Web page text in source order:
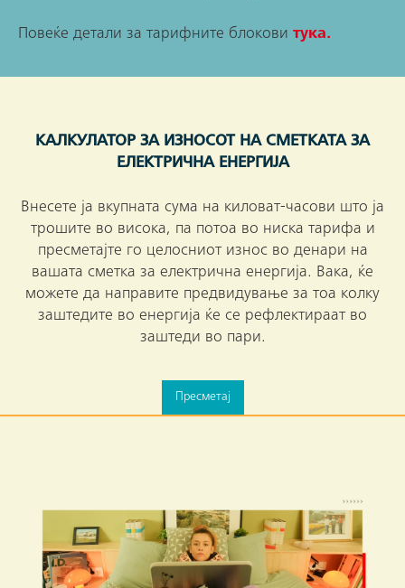
Повеќе детали за тарифните блокови тука.
КАЛКУЛАТОР ЗА ИЗНОСОТ НА СМЕТКАТА ЗА
ЕЛЕКТРИЧНА ЕНЕРГИЈА
Внесете ја вкупната сума на киловат-часови што ја
трошите во висока, па потоа во ниска тарифа и
пресметајте го целосниот износ во денари на
вашата сметка за електрична енергија. Вака, ќе
можете да направите предвидување за тоа колку
заштедите во енергија ќе се рефлектираат во
заштеди во пари.
Пресметај